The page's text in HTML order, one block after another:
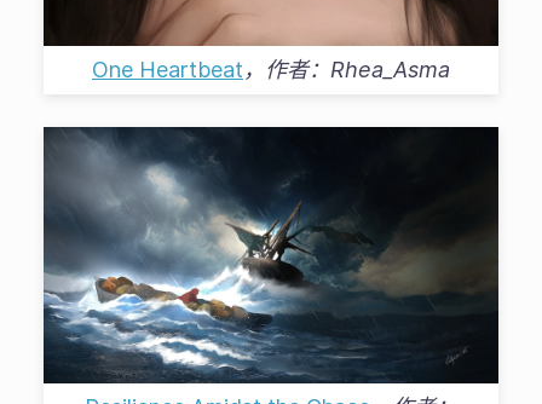
One Heartbeat，作者： Rhea_Asma